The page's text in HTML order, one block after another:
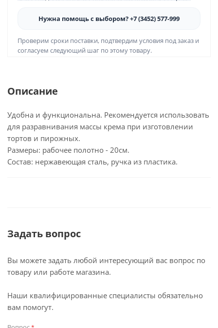
Нужна помощь с выбором? +7 (3452) 577-999
Проверим сроки поставки, подтвердим условия под заказ и
согласуем следующий шаг по этому товару.
Описание
Удобна и функциональна. Рекомендуется использовать
для разравнивания массы крема при изготовлении
тортов и пирожных.
Размеры: рабочее полотно - 20см.
Состав: нержавеющая сталь, ручка из пластика.
Задать вопрос
Вы можете задать любой интересующий вас вопрос по
товару или работе магазина.
Наши квалифицированные специалисты обязательно
вам помогут.